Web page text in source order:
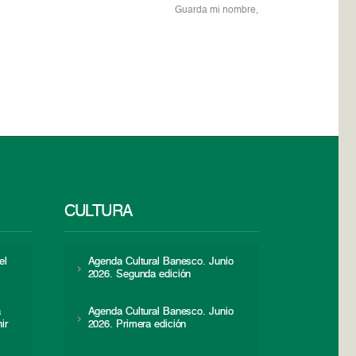
Guarda mi nombre,
CULTURA
Agenda Cultural Banesco. Junio
2026. Segunda edición
Agenda Cultural Banesco. Junio
2026. Primera edición